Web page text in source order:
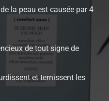
la peau est causée par 4
de tout signe de
et ternissent les